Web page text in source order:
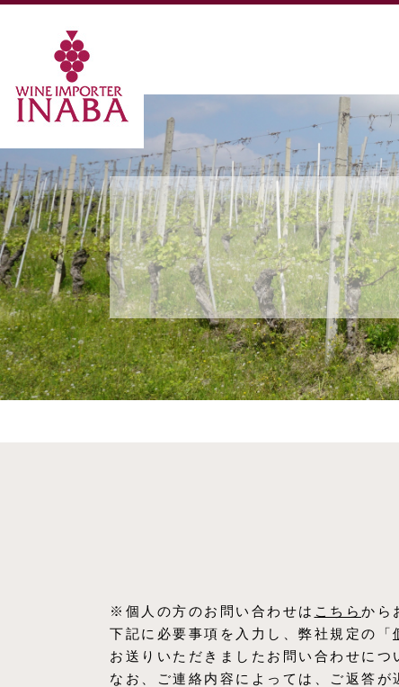
※個人の方のお問い合わせは こちら から
下記に必要事項を入力し、弊社規定の「
お送りいただきましたお問い合わせにつ
なお、ご連絡内容によっては、ご返答が